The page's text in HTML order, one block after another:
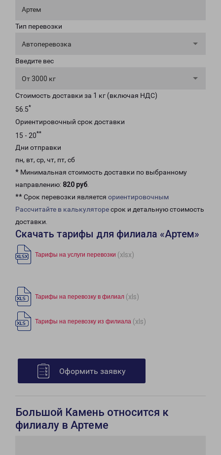
Артем
Тип перевозки
Автоперевозка
Введите вес
От 3000 кг
Стоимость доставки за 1 кг (включая НДС)
56.5*
Ориентировочный срок доставки
15 - 20**
Дни отправки
пн, вт, ср, чт, пт, сб
* Минимальная стоимость доставки по выбранному
направлению: 820 руб.
** Срок перевозки является ориентировочным
Рассчитайте в калькуляторесрок и детальную стоимость
доставки.
Скачать тарифы для филиала «Артем»
Тарифы на услуги перевозки (xlsx)
Тарифы на перевозку в филиал (xls)
Тарифы на перевозку из филиала (xls)
Оформить заявку
Большой Камень относится к
филиалу в Артеме